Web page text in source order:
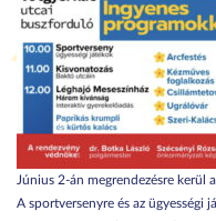
Június 2-án megrendezésre kerül
A sportversenyre és az ügyességi